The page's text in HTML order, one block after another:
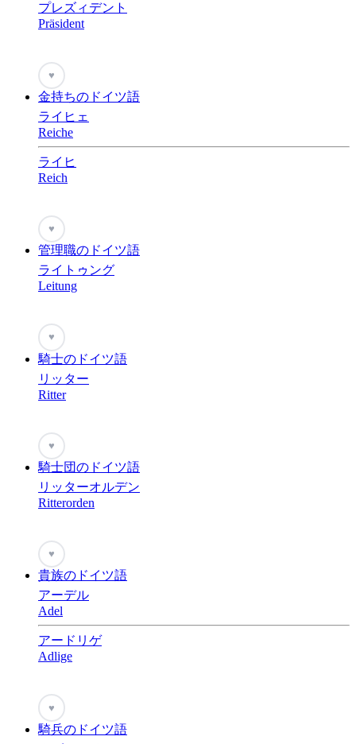
プレズィデント
Präsident
♥
金持ちのドイツ語
ライヒェ
Reiche
ライヒ
Reich
♥
管理職のドイツ語
ライトゥング
Leitung
♥
騎士のドイツ語
リッター
Ritter
♥
騎士団のドイツ語
リッターオルデン
Ritterorden
♥
貴族のドイツ語
アーデル
Adel
アードリゲ
Adlige
♥
騎兵のドイツ語